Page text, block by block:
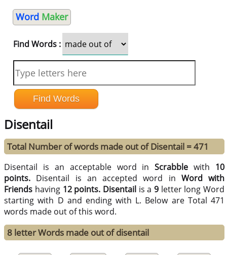
Word Maker
Find Words :
Disentail
Total Number of words made out of Disentail = 471
Disentail is an acceptable word inScrabble with 10
points. Disentail is an accepted word in Word with
Friends having 12 points. Disentailis a 9letter long Word
starting with D and ending with L. Below are Total 471
words made out of this word.
8 letter Words made out of disentail